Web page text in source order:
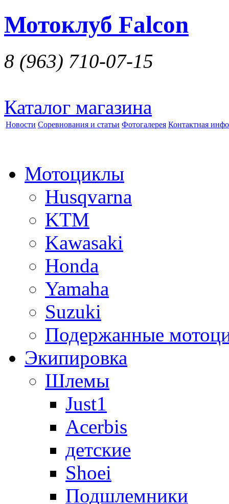
Мотоклуб Falcon
8 (963) 710-07-15
Каталог магазина
Новости Соревнования и статьи Фотогалерея Контактная
Мотоциклы
Husqvarna
KTM
Kawasaki
Honda
Yamaha
Suzuki
Подержанные
Экипировка
Шлемы
Just1
Acerbis
детские
Shoei
Подшлемники